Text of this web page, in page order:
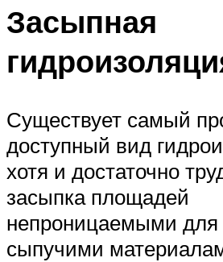
Засыпная
Существует самый
доступный вид
хотя и достаточно
засыпка площадей
непроницаемыми для
сыпучими